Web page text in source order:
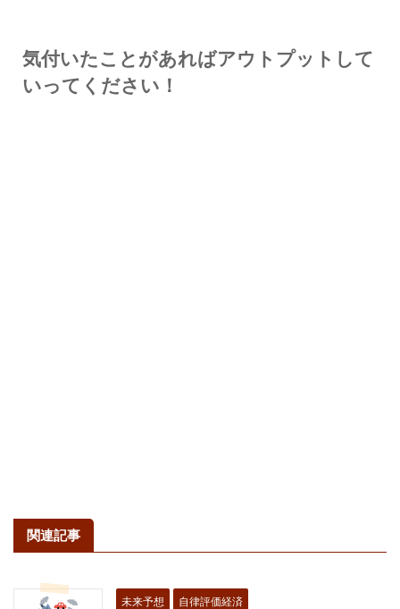
気付いたことがあればアウトプットして
いってください！
関連記事
未来予想 自律評価経済